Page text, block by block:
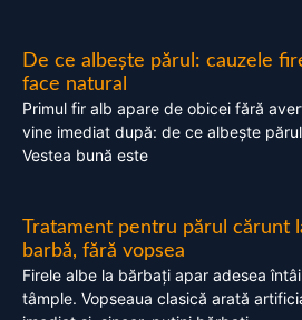
De ce albește părul: cauzele
face natural
Primul fir alb apare de obicei fără
vine imediat după: de ce albește
Vestea bună este
Tratament pentru părul cărunt
barbă, fără vopsea
Firele albe la bărbați apar adesea
tâmple. Vopseaua clasică arată